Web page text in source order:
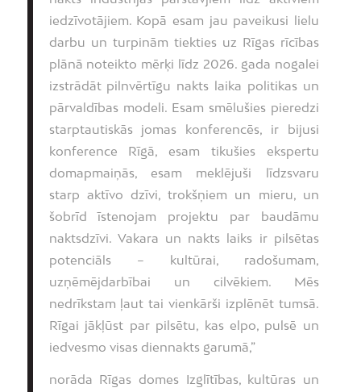
iedzīvotājiem. Kopā esam jau paveikusi lielu
darbu un turpinām tiekties uz Rīgas rīcības
plānā noteikto mērķi līdz 2026. gada nogalei
izstrādāt pilnvērtīgu nakts laika politikas un
pārvaldības modeli. Esam smēlušies pieredzi
starptautiskās jomas konferencēs, ir bijusi
konference Rīgā, esam tikušies ekspertu
domapmaiņās, esam meklējuši līdzsvaru
starp aktīvo dzīvi, trokšņiem un mieru, un
šobrīd īstenojam projektu par baudāmu
naktsdzīvi. Vakara un nakts laiks ir pilsētas
potenciāls – kultūrai, radošumam,
uzņēmējdarbībai un cilvēkiem. Mēs
nedrīkstam ļaut tai vienkārši izplēnēt tumsā.
Rīgai jākļūst par pilsētu, kas elpo, pulsē un
iedvesmo visas diennakts garumā,”
norāda Rīgas domes Izglītības, kultūras un